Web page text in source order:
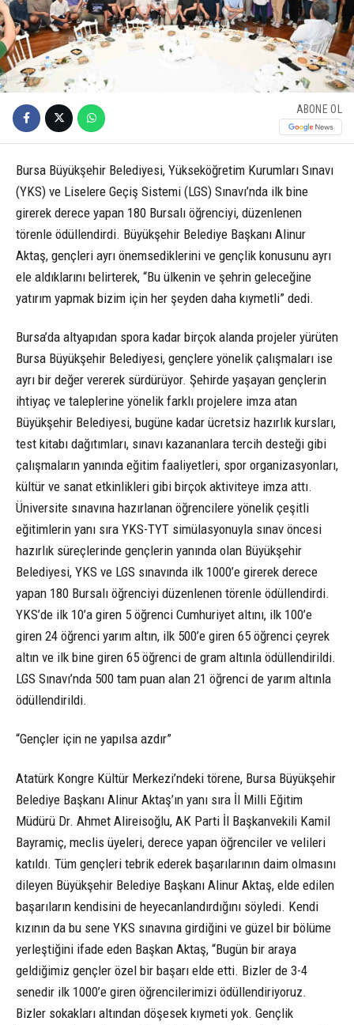
ABONE OL
Bursa Büyükşehir Belediyesi, Yükseköğretim Kurumları Sınavı
(YKS) ve Liselere Geçiş Sistemi (LGS) Sınavı’nda ilk bine
girerek derece yapan 180 Bursalı öğrenciyi, düzenlenen
törenle ödüllendirdi. Büyükşehir Belediye Başkanı Alinur
Aktaş, gençleri ayrı önemsediklerini ve gençlik konusunu ayrı
ele aldıklarını belirterek, “Bu ülkenin ve şehrin geleceğine
yatırım yapmak bizim için her şeyden daha kıymetli” dedi.
Bursa’da altyapıdan spora kadar birçok alanda projeler yürüten
Bursa Büyükşehir Belediyesi, gençlere yönelik çalışmaları ise
ayrı bir değer vererek sürdürüyor. Şehirde yaşayan gençlerin
ihtiyaç ve taleplerine yönelik farklı projelere imza atan
Büyükşehir Belediyesi, bugüne kadar ücretsiz hazırlık kursları,
test kitabı dağıtımları, sınavı kazananlara tercih desteği gibi
çalışmaların yanında eğitim faaliyetleri, spor organizasyonları,
kültür ve sanat etkinlikleri gibi birçok aktiviteye imza attı.
Üniversite sınavına hazırlanan öğrencilere yönelik çeşitli
eğitimlerin yanı sıra YKS-TYT simülasyonuyla sınav öncesi
hazırlık süreçlerinde gençlerin yanında olan Büyükşehir
Belediyesi, YKS ve LGS sınavında ilk 1000’e girerek derece
yapan 180 Bursalı öğrenciyi düzenlenen törenle ödüllendirdi.
YKS’de ilk 10’a giren 5 öğrenci Cumhuriyet altını, ilk 100’e
giren 24 öğrenci yarım altın, ilk 500’e giren 65 öğrenci çeyrek
altın ve ilk bine giren 65 öğrenci de gram altınla ödüllendirildi.
LGS Sınavı’nda 500 tam puan alan 21 öğrenci de yarım altınla
ödüllendirildi.
“Gençler için ne yapılsa azdır”
Atatürk Kongre Kültür Merkezi’ndeki törene, Bursa Büyükşehir
Belediye Başkanı Alinur Aktaş’ın yanı sıra İl Milli Eğitim
Müdürü Dr. Ahmet Alireisoğlu, AK Parti İl Başkanvekili Kamil
Bayramiç, meclis üyeleri, derece yapan öğrenciler ve velileri
katıldı. Tüm gençleri tebrik ederek başarılarının daim olmasını
dileyen Büyükşehir Belediye Başkanı Alinur Aktaş, elde edilen
başarıların kendisini de heyecanlandırdığını söyledi. Kendi
kızının da bu sene YKS sınavına girdiğini ve güzel bir bölüme
yerleştiğini ifade eden Başkan Aktaş, “Bugün bir araya
geldiğimiz gençler özel bir başarı elde etti. Bizler de 3-4
senedir ilk 1000’e giren öğrencilerimizi ödüllendiriyoruz.
Bizler sokakları altından döşesek kıymeti yok. Gençlik